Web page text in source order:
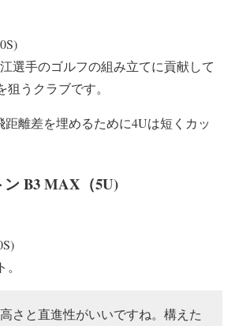
選手のゴルフの組み立てに貢献して
うクラブです。
距離差を埋めるために4Uは短くカッ
B3 MAX（5U)
さと直進性がいいですね。構えた